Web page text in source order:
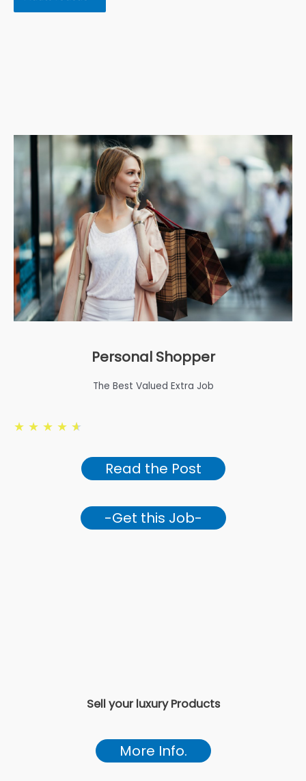
Personal Shopper
The Best Valued Extra Job
★ ★ ★ ★ ★
Read the Post
-Get this Job-
Sell your luxury Products
More Info.